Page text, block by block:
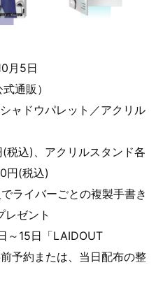
月5日
通販）
ャドウパレット／アクリル
込)、アクリルスタンド各
円(税込)
ライバーごとの複製手書き
レゼント
～15日「LAIDOUT
予約または、当日配布の整